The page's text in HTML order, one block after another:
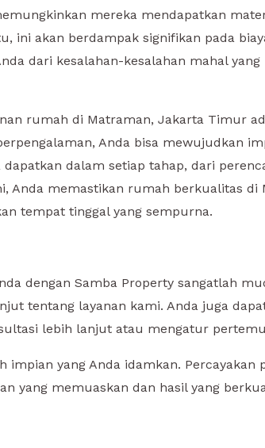
mereka mendapatkan
ini akan berdampak signifikan pada
dari kesalahan-kesalahan mahal
rumah di Matraman, Jakarta Timur
Anda bisa mewujudkan
dalam setiap tahap, dari
Anda memastikan rumah berkualitas
tempat tinggal yang sempurna.
dengan Samba Property sangatlah
tentang layanan kami. Anda juga
lebih lanjut atau mengatur
yang Anda idamkan. Percayakan
yang memuaskan dan hasil yang